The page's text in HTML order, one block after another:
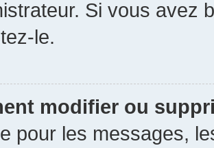
Si vous avez
le.
modifier ou
pour les messages,